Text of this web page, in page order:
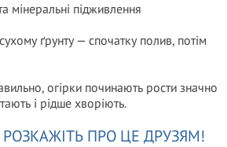
мінеральні підживлення
ґрунту — спочатку полив, потім
огірки починають рости значно
і рідше хворіють.
РОЗКАЖІТЬ ПРО ЦЕ ДРУЗЯМ!